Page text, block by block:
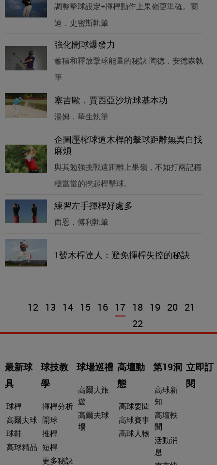
調整擊球設定+揮桿動作上果嶺更準確。蘭
迪．史密斯執筆
強化開球爆發力
蓄積和釋放擊球能量的秘訣 陶德．安德森執
筆
塞吉歐．賈西亞沙坑球基本功
湯姆．華生執筆
企圖壓榨球道木桿的擊球距離無異自找
麻煩
與其勉強挑戰遠距離上果嶺，不如打兩記穩
穩當當的挖起桿擊球。
練習左手揮桿好處多
西恩．傅利執筆
1號木桿達人：避免揮桿失控的秘訣
12 13 14 15 16 17 18 19 20 21
22
最新球
具
球桿
高爾夫球
球鞋
高球精品
球技教
學
揮桿分析
開球
推桿
短桿
更多秘訣
球場巡禮
高爾夫旅
遊
高爾夫球
場
高壇動
態
高球要聞
高球賽事
高球人物
第19洞
高球新
知
高壇軼
聞
活動消
息
立即訂
閱